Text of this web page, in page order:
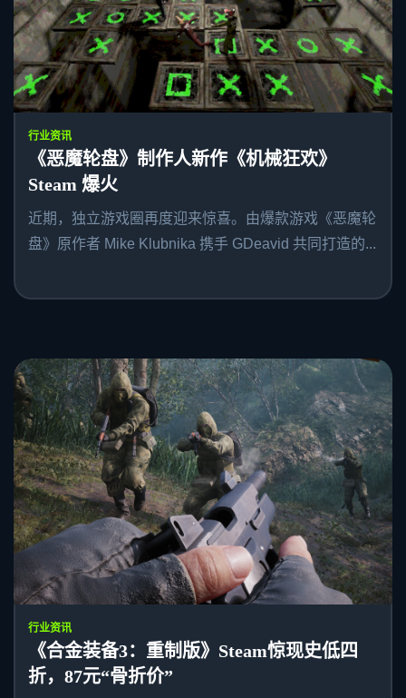
行业资讯
《恶魔轮盘》制作人新作《机械狂欢》
Steam 爆火
近期，独立游戏圈再度迎来惊喜。由爆款游戏《恶魔轮
盘》原作者 Mike Klubnika 携手 GDeavid 共同打造的...
行业资讯
《合金装备3：重制版》Steam惊现史低四
折，87元“骨折价”